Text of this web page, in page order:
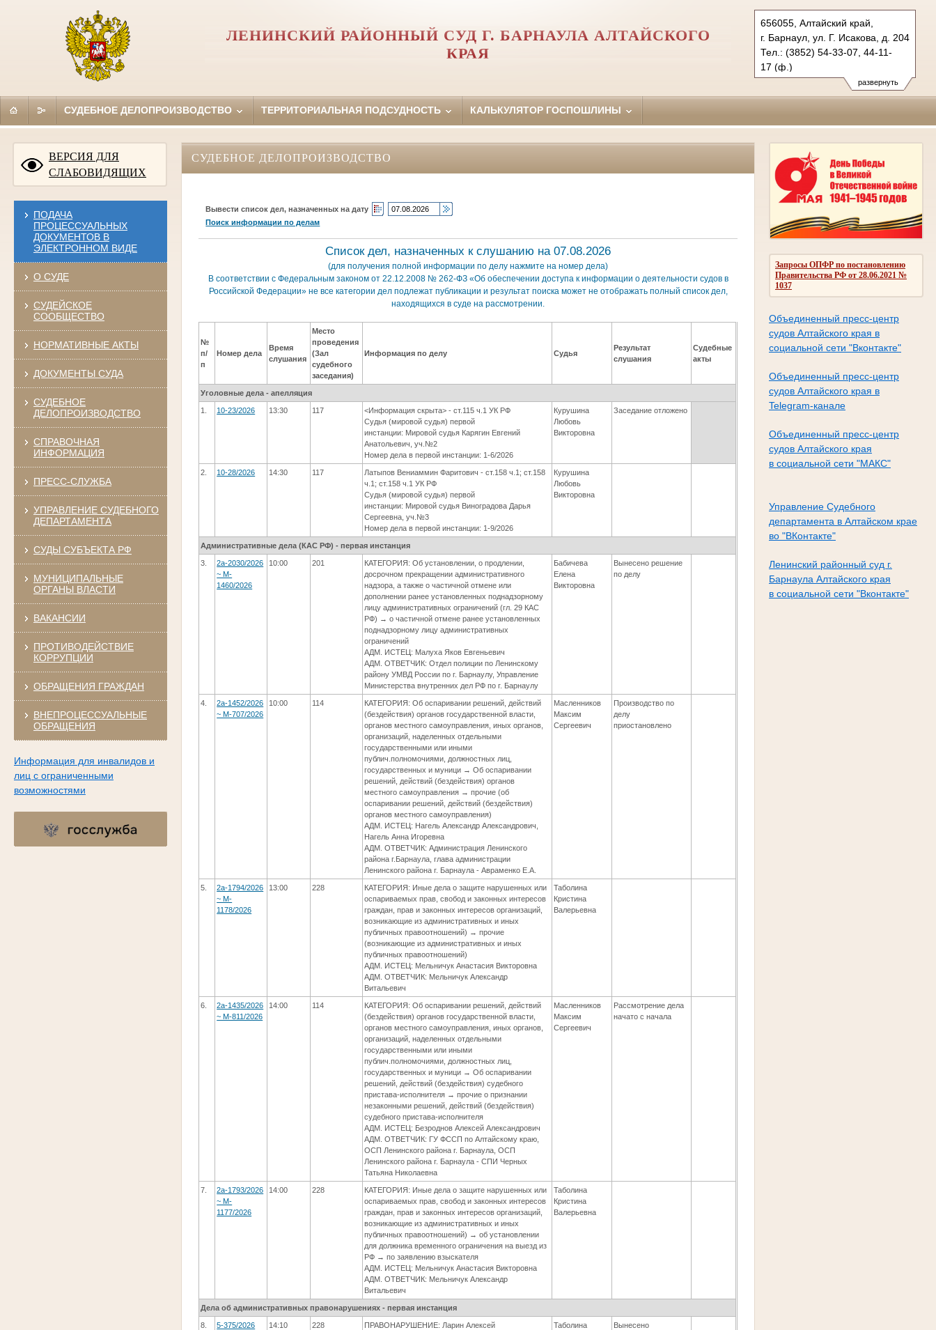
развернуть
656055, Алтайский край,
г. Барнаул, ул. Г. Исакова, д. 204
Тел.: (3852) 54-33-07, 44-11-
17 (ф.)
leninsky.alt@sudrf.ru
ЛЕНИНСКИЙ РАЙОННЫЙ СУД Г. БАРНАУЛА АЛТАЙСКОГО
КРАЯ
СУДЕБНОЕ ДЕЛОПРОИЗВОДСТВО ТЕРРИТОРИАЛЬНАЯ ПОДСУДНОСТЬ КАЛЬКУЛЯТОР ГОСПОШЛИНЫ
ВЕРСИЯ ДЛЯ
СЛАБОВИДЯЩИХ
ПОДАЧА
ПРОЦЕССУАЛЬНЫХ
ДОКУМЕНТОВ В
ЭЛЕКТРОННОМ ВИДЕ
О СУДЕ
СУДЕЙСКОЕ
СООБЩЕСТВО
НОРМАТИВНЫЕ АКТЫ
ДОКУМЕНТЫ СУДА
СУДЕБНОЕ
ДЕЛОПРОИЗВОДСТВО
СПРАВОЧНАЯ
ИНФОРМАЦИЯ
ПРЕСС-СЛУЖБА
УПРАВЛЕНИЕ СУДЕБНОГО
ДЕПАРТАМЕНТА
СУДЫ СУБЪЕКТА РФ
МУНИЦИПАЛЬНЫЕ
ОРГАНЫ ВЛАСТИ
ВАКАНСИИ
ПРОТИВОДЕЙСТВИЕ
КОРРУПЦИИ
ОБРАЩЕНИЯ ГРАЖДАН
ВНЕПРОЦЕССУАЛЬНЫЕ
ОБРАЩЕНИЯ
Информация для инвалидов и
лиц с ограниченными
возможностями
Запросы ОПФР по постановлению
Правительства РФ от 28.06.2021 №
1037
Объединенный пресс-центр
судов Алтайского края в
социальной сети "Вконтакте"
Объединенный пресс-центр
судов Алтайского края в
Telegram-канале
Объединенный пресс-центр
судов Алтайского края
в социальной сети "МАКС"
Управление Судебного
департамента в Алтайском крае
во "ВКонтакте"
Ленинский районный суд г.
Барнаула Алтайского края
в социальной сети "Вконтакте"
СУДЕБНОЕ ДЕЛОПРОИЗВОДСТВО
Вывести список дел, назначенных на дату
Поиск информации по делам
Список дел, назначенных к слушанию на 07.08.2026
(для получения полной информации по делу нажмите на номер дела)
В соответствии с Федеральным законом от 22.12.2008 № 262-ФЗ «Об обеспечении доступа к информации о деятельности судов в
Российской Федерации» не все категории дел подлежат публикации и результат поиска может не отображать полный список дел,
находящихся в суде на рассмотрении.
№
п/
п
Номер дела
Время
слушания
Место
проведения
(Зал
судебного
заседания)
Информация по делу Судья
Результат
слушания
Судебные
акты
Уголовные дела - апелляция
1. 10-23/2026 13:30 117
<Информация скрыта> - ст.115 ч.1 УК РФ
Судья (мировой судья) первой
инстанции: Мировой судья Карягин Евгений
Анатольевич, уч.№2
Номер дела в первой инстанции: 1-6/2026
Курушина
Любовь
Викторовна
Заседание отложено
2. 10-28/2026 14:30 117
Латыпов Вениаммин Фаритович - ст.158 ч.1; ст.158
ч.1; ст.158 ч.1 УК РФ
Судья (мировой судья) первой
инстанции: Мировой судья Виноградова Дарья
Сергеевна, уч.№3
Номер дела в первой инстанции: 1-9/2026
Курушина
Любовь
Викторовна
Административные дела (КАC РФ) - первая инстанция
3.
2а-2030/2026
~ M-
1460/2026
10:00 201
КАТЕГОРИЯ: Об установлении, о продлении,
досрочном прекращении административного
надзора, а также о частичной отмене или
дополнении ранее установленных поднадзорному
лицу административных ограничений (гл. 29 КАС
РФ) → о частичной отмене ранее установленных
поднадзорному лицу административных
ограничений
АДМ. ИСТЕЦ: Малуха Яков Евгеньевич
АДМ. ОТВЕТЧИК: Отдел полиции по Ленинскому
району УМВД России по г. Барнаулу, Управление
Министерства внутренних дел РФ по г. Барнаулу
Бабичева
Елена
Викторовна
Вынесено решение
по делу
4.
2а-1452/2026
~ M-707/2026
10:00 114
КАТЕГОРИЯ: Об оспаривании решений, действий
(бездействия) органов государственной власти,
органов местного самоуправления, иных органов,
организаций, наделенных отдельными
государственными или иными
публич.полномочиями, должностных лиц,
государственных и муници → Об оспаривании
решений, действий (бездействия) органов
местного самоуправления → прочие (об
оспаривании решений, действий (бездействия)
органов местного самоуправления)
АДМ. ИСТЕЦ: Нагель Александр Александрович,
Нагель Анна Игоревна
АДМ. ОТВЕТЧИК: Администрация Ленинского
района г.Барнаула, глава администрации
Ленинского района г. Барнаула - Авраменко Е.А.
Масленников
Максим
Сергеевич
Производство по
делу
приостановлено
5.
2а-1794/2026
~ M-
1178/2026
13:00 228
КАТЕГОРИЯ: Иные дела о защите нарушенных или
оспариваемых прав, свобод и законных интересов
граждан, прав и законных интересов организаций,
возникающие из административных и иных
публичных правоотношений) → прочие
(возникающие из административных и иных
публичных правоотношений)
АДМ. ИСТЕЦ: Мельничук Анастасия Викторовна
АДМ. ОТВЕТЧИК: Мельничук Александр
Витальевич
Таболина
Кристина
Валерьевна
6.
2а-1435/2026
~ M-811/2026
14:00 114
КАТЕГОРИЯ: Об оспаривании решений, действий
(бездействия) органов государственной власти,
органов местного самоуправления, иных органов,
организаций, наделенных отдельными
государственными или иными
публич.полномочиями, должностных лиц,
государственных и муници → Об оспаривании
решений, действий (бездействия) судебного
пристава-исполнителя → прочие о признании
незаконными решений, действий (бездействия)
судебного пристава-исполнителя
АДМ. ИСТЕЦ: Безроднов Алексей Александрович
АДМ. ОТВЕТЧИК: ГУ ФССП по Алтайскому краю,
ОСП Ленинского района г. Барнаула, ОСП
Ленинского района г. Барнаула - СПИ Черных
Татьяна Николаевна
Масленников
Максим
Сергеевич
Рассмотрение дела
начато с начала
7.
2а-1793/2026
~ M-
1177/2026
14:00 228
КАТЕГОРИЯ: Иные дела о защите нарушенных или
оспариваемых прав, свобод и законных интересов
граждан, прав и законных интересов организаций,
возникающие из административных и иных
публичных правоотношений) → об установлении
для должника временного ограничения на выезд из
РФ → по заявлению взыскателя
АДМ. ИСТЕЦ: Мельничук Анастасия Викторовна
АДМ. ОТВЕТЧИК: Мельничук Александр
Витальевич
Таболина
Кристина
Валерьевна
Дела об административных правонарушениях - первая инстанция
8. 5-375/2026 14:10 228
ПРАВОНАРУШЕНИЕ: Ларин Алексей
Таболина
Вынесено